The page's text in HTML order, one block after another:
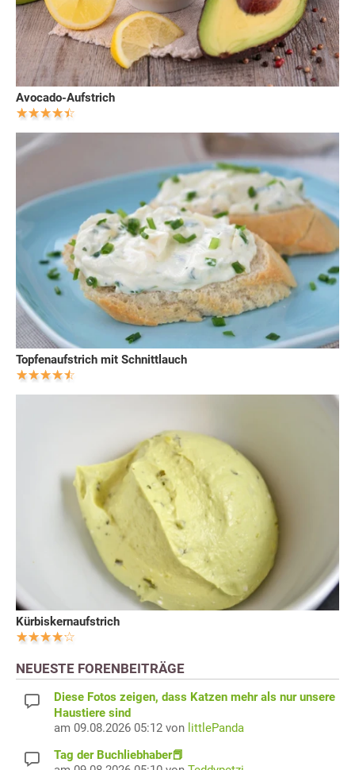
Avocado-Aufstrich
Topfenaufstrich mit Schnittlauch
Kürbiskernaufstrich
NEUESTE FORENBEITRÄGE
Diese Fotos zeigen, dass Katzen mehr als nur unsere
Haustiere sind
am 09.08.2026 05:12 von littlePanda
Tag der Buchliebhaber📕